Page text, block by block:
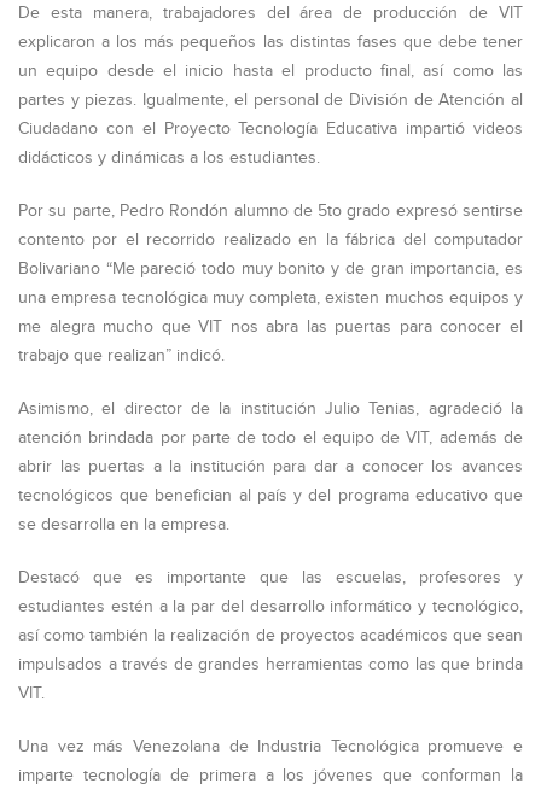
De esta manera, trabajadores del área de producción de VIT
explicaron a los más pequeños las distintas fases que debe tener
un equipo desde el inicio hasta el producto final, así como las
partes y piezas. Igualmente, el personal de División de Atención al
Ciudadano con el Proyecto Tecnología Educativa impartió videos
didácticos y dinámicas a los estudiantes.
Por su parte, Pedro Rondón alumno de 5to grado expresó sentirse
contento por el recorrido realizado en la fábrica del computador
Bolivariano “Me pareció todo muy bonito y de gran importancia, es
una empresa tecnológica muy completa, existen muchos equipos y
me alegra mucho que VIT nos abra las puertas para conocer el
trabajo que realizan” indicó.
Asimismo, el director de la institución Julio Tenias, agradeció la
atención brindada por parte de todo el equipo de VIT, además de
abrir las puertas a la institución para dar a conocer los avances
tecnológicos que benefician al país y del programa educativo que
se desarrolla en la empresa.
Destacó que es importante que las escuelas, profesores y
estudiantes estén a la par del desarrollo informático y tecnológico,
así como también la realización de proyectos académicos que sean
impulsados a través de grandes herramientas como las que brinda
VIT.
Una vez más Venezolana de Industria Tecnológica promueve e
imparte tecnología de primera a los jóvenes que conforman la